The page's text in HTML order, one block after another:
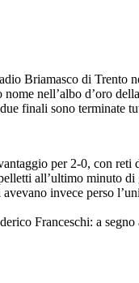
Briamasco di Trento
nell’albo d’oro
finali sono terminate
per 2-0, con
all’ultimo minuto
invece perso
Franceschi: a